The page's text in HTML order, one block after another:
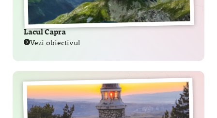
Lacul Capra
Vezi obiectivul